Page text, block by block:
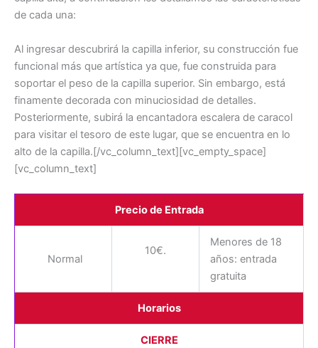
de cada una:
Al ingresar descubrirá la capilla inferior, su construcción fue
funcional más que artística ya que, fue construida para
soportar el peso de la capilla superior. Sin embargo, está
finamente decorada con minuciosidad de detalles.
Posteriormente, subirá la encantadora escalera de caracol
para visitar el tesoro de este lugar, que se encuentra en lo
alto de la capilla.[/vc_column_text][vc_empty_space]
[vc_column_text]
Precio de Entrada
Normal
10€.
Menores de 18
años: entrada
gratuita
Horarios
CIERRE